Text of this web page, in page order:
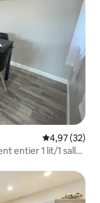
Note
4,97 (32)
entier 1 lit/1 salle